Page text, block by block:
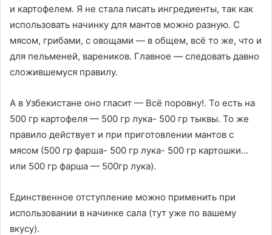
и картофелем. Я не стала писать ингредиенты, так как
использовать начинку для мантов можно разную. С
мясом, грибами, с овощами — в общем, всё то же, что и
для пельменей, вареников. Главное — следовать давно
сложившемуся правилу.
А в Узбекистане оно гласит — Всё поровну!. То есть на
500 гр картофеля — 500 гр лука- 500 гр тыквы. То же
правило действует и при приготовлении мантов с
мясом (500 гр фарша- 500 гр лука- 500 гр картошки…
или 500 гр фарша — 500гр лука).
Единственное отступление можно применить при
использовании в начинке сала (тут уже по вашему
вкусу).